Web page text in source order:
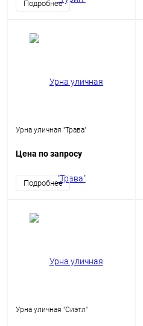
Подробнее
Урна уличная "Трава"
Цена по запросу
Подробнее
Урна уличная "Сиэтл"